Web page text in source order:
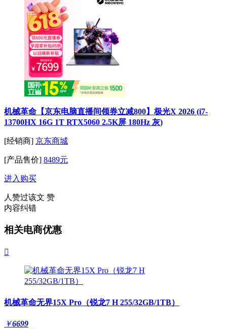
机械革命【京东电脑直播间领券立减800】极光X 2026 (i7-
13700HX 16G 1T RTX5060 2.5K屏 180Hz 灰)
[经销商] 京东商城
[产品售价] 8489元
进入购买
人赞过该文 赞
内容纠错
相关电商优惠

机械革命无界15X Pro（锐龙7 H 255/32GB/1TB）
￥6699